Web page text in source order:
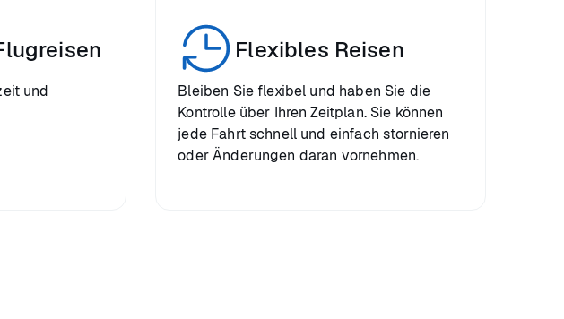
und
Flexibles Reisen
Bleiben Sie flexibel und haben Sie die
Kontrolle über Ihren Zeitplan. Sie können
jede Fahrt schnell und einfach stornieren
oder Änderungen daran vornehmen.